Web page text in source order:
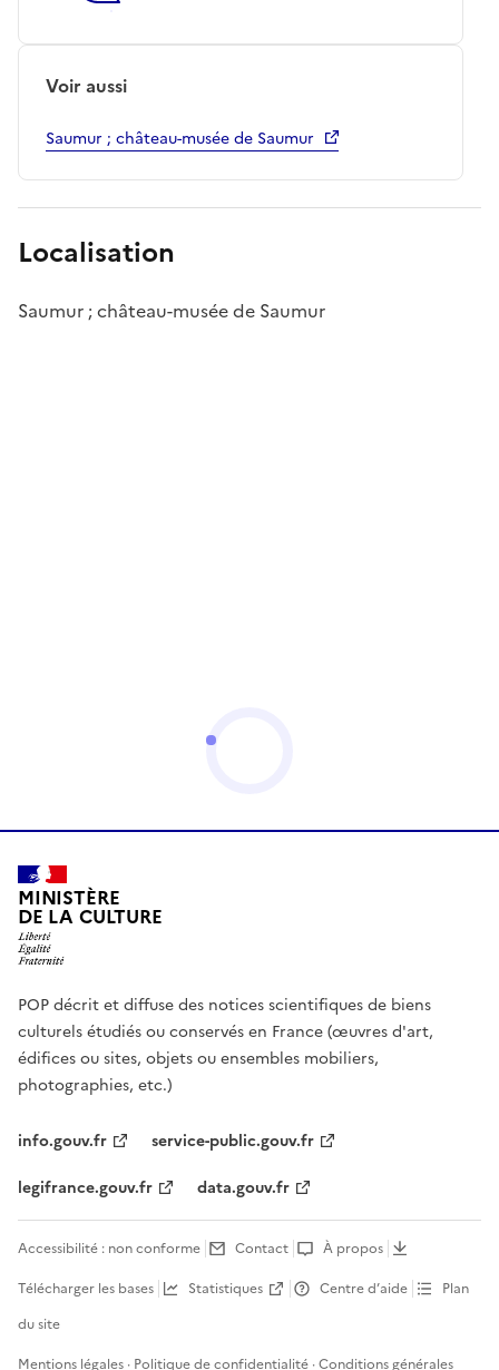
Voir aussi
Saumur ; château-musée de Saumur
Localisation
Saumur ; château-musée de Saumur
MINISTÈRE
DE LA CULTURE
POP décrit et diffuse des notices scientifiques de biens
culturels étudiés ou conservés en France (œuvres d'art,
édifices ou sites, objets ou ensembles mobiliers,
photographies, etc.)
info.gouv.fr
service-public.gouv.fr
legifrance.gouv.fr
data.gouv.fr
Accessibilité : non conforme Contact
À propos
Télécharger les bases
Statistiques Centre d’aide
Plan
du site
Mentions légales · Politique de confidentialité ·Conditions générales